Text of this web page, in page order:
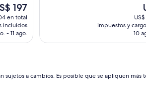
197
en total
incluidos
- 11 ago.
impuestos y
10
sujetos a cambios. Es posible que se apliquen más